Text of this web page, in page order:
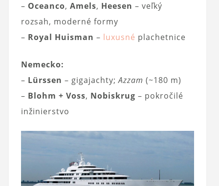
– Oceanco, Amels, Heesen – veľký
rozsah, moderné formy
– Royal Huisman – luxusné plachetnice
Nemecko:
– Lürssen – gigajachty;Azzam (~180 m)
– Blohm + Voss, Nobiskrug – pokročilé
inžinierstvo